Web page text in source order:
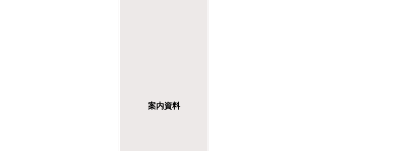
案内資料